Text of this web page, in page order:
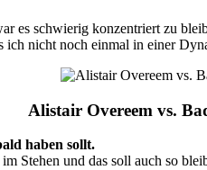
es schwierig konzentriert zu
nicht noch einmal in einer
Alistair Overeem vs.
haben sollt.
Stehen und das soll auch so